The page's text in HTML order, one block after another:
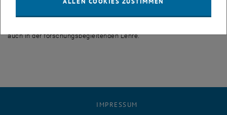
auch in der forschungsbegleitenden Lehre.
IMPRESSUM